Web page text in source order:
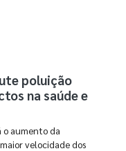
poluição
na saúde e
o aumento da
velocidade dos